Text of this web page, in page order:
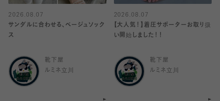
2026.08.07
サンダルに合わせる、ベージュソック
ス
靴下屋
ルミネ立川
2026.08.07
【大人気！】着圧サポーターお取り扱
い開始しました！！
靴下屋
ルミネ立川